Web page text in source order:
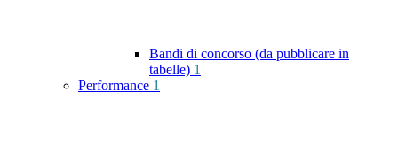
Bandi di concorso (da pubblicare in
tabelle) 1
Performance 1